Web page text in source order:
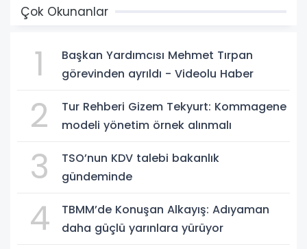
Çok Okunanlar
1
Başkan Yardımcısı Mehmet Tırpan
görevinden ayrıldı - Videolu Haber
2
Tur Rehberi Gizem Tekyurt: Kommagene
modeli yönetim örnek alınmalı
3
TSO’nun KDV talebi bakanlık
gündeminde
4
TBMM’de Konuşan Alkayış: Adıyaman
daha güçlü yarınlara yürüyor